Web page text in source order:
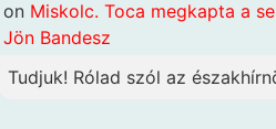
on Miskolc. Toca megkapta a
Jön Bandesz
Tudjuk! Rólad szól az